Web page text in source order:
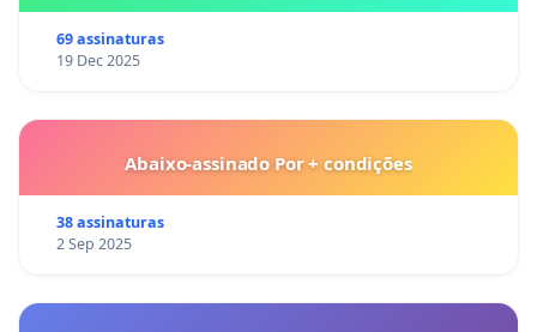
69 assinaturas
19 Dec 2025
Abaixo-assinado Por + condições
38 assinaturas
2 Sep 2025